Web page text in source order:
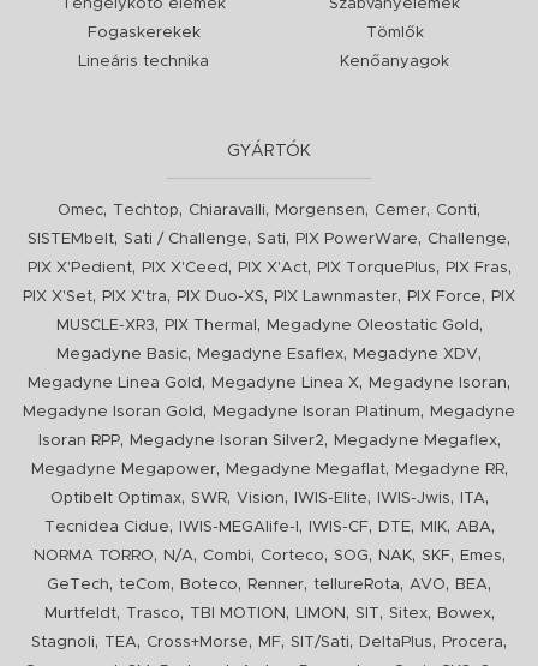
Tengelykötő elemek
Fogaskerekek
Lineáris technika
Szabványelemek
Tömlők
Kenőanyagok
GYÁRTÓK
Omec, Techtop, Chiaravalli, Morgensen, Cemer, Conti,
SISTEMbelt, Sati / Challenge, Sati, PIX PowerWare, Challenge,
PIX X'Pedient, PIX X'Ceed , PIX X'Act, PIX TorquePlus, PIX Fras,
PIX X'Set, PIX X'tra, PIX Duo-XS, PIX Lawnmaster, PIX Force,
PIX
MUSCLE-XR3, PIX Thermal , Megadyne Oleostatic Gold ,
Megadyne Basic, Megadyne Esaflex, Megadyne XDV,
Megadyne Linea Gold , Megadyne Linea X, Megadyne Isoran,
Megadyne Isoran Gold , Megadyne Isoran Platinum,
Megadyne
Isoran RPP, Megadyne Isoran Silver2, Megadyne Megaflex,
Megadyne Megapower, Megadyne Megaflat, Megadyne RR,
Optibelt Optimax, SWR, Vision, IWIS-Elite, IWIS-Jwis, ITA,
Tecnidea Cidue, IWIS-MEGAlife-I , IWIS-CF, DTE, MIK, ABA,
NORMA TORRO, N/A, Combi, Corteco, SOG, NAK, SKF, Emes,
GeTech, teCom, Boteco, Renner, tellureRota, AVO, BEA,
Murtfeldt, Trasco, TBI MOTION , LIMON , SIT, Sitex, Bowex,
Stagnoli, TEA, Cross+Morse, MF, SIT/Sati, DeltaPlus, Procera,